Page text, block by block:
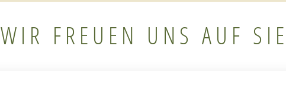
WIR FREUEN UNS AUF SIE